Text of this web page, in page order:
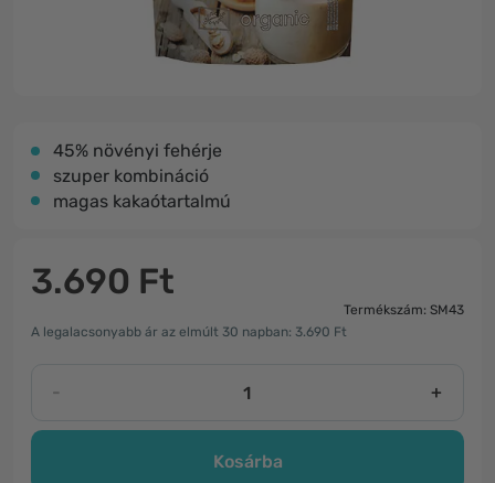
45% növényi fehérje
szuper kombináció
magas kakaótartalmú
3.690 Ft
Termékszám: SM43
A legalacsonyabb ár az elmúlt 30 napban: 3.690 Ft
- +
Kosárba